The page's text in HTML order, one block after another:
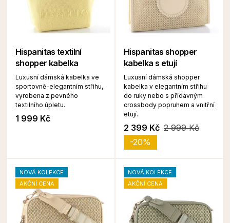
Hispanitas textilní
shopper kabelka
Luxusní dámská kabelka ve
sportovně-elegantním střihu,
vyrobena z pevného
textilního úpletu.
1 999 Kč
Hispanitas shopper
kabelka s etují
Luxusní dámská shopper
kabelka v elegantním střihu
do ruky nebo s přídavným
crossbody popruhem a vnitřní
etují.
2 399 Kč 2 999 Kč
-20%
NOVÁ KOLEKCE
AKČNÍ CENA
NOVÁ KOLEKCE
AKČNÍ CENA